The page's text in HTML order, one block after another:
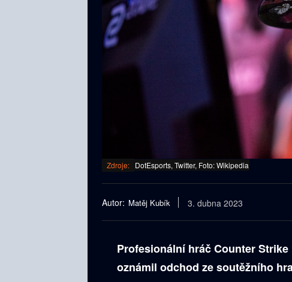
Zdroje: DotEsports, Twitter, Foto: Wikipedia
Autor: Matěj Kubík 3. dubna 2023
Profesionální hráč Counter Strike
oznámil odchod ze soutěžního